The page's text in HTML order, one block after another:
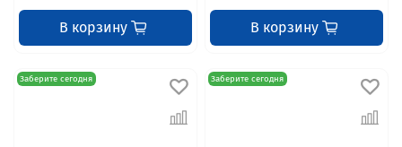
В корзину В корзину
Заберите сегодня Заберите сегодня